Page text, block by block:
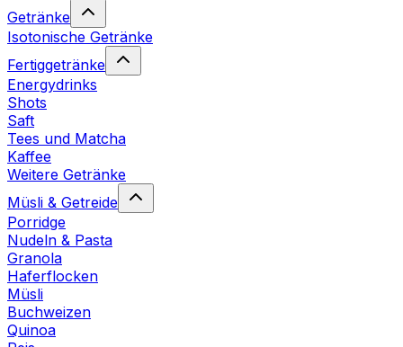
Getränke
Isotonische Getränke
Fertiggetränke
Energydrinks
Shots
Saft
Tees und Matcha
Kaffee
Weitere Getränke
Müsli & Getreide
Porridge
Nudeln & Pasta
Granola
Haferflocken
Müsli
Buchweizen
Quinoa